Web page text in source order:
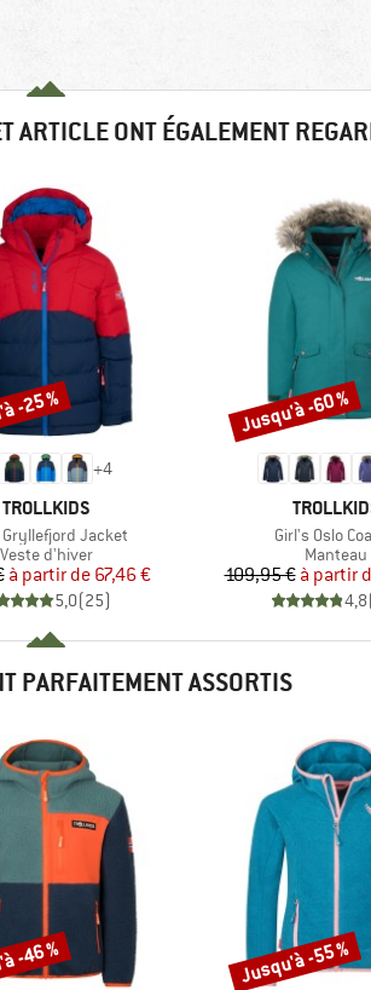
ARTICLE ONT ÉGALEMENT
+4
MARQUE
TROLLKIDS
Jacket
Product group
Veste d'hiver
Prix
Prix réduit
à partir de 67,46 €
5,0(25)
-25 %
MARQUE
Article
Girl's Oslo
Product
Manteau
Prix
109,95 € Prix
à partir
4,8
Remise
Jusqu'à -60 %
PARFAITEMENT ASSORTIS
-46 % Remise
Jusqu'à -55 %